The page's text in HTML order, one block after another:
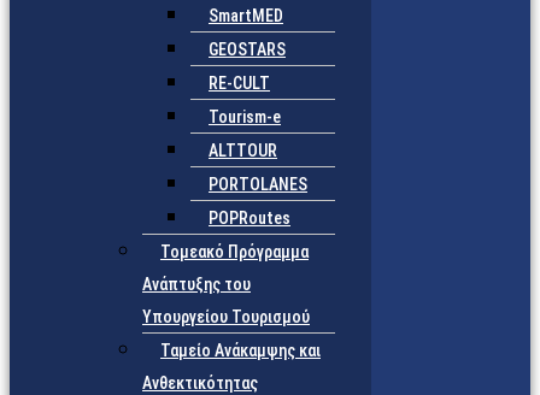
SmartMED
GEOSTARS
RE-CULT
Tourism-e
ALTTOUR
PORTOLANES
POPRoutes
Τομεακό Πρόγραμμα
Ανάπτυξης του
Υπουργείου Τουρισμού
Ταμείο Ανάκαμψης και
Ανθεκτικότητας